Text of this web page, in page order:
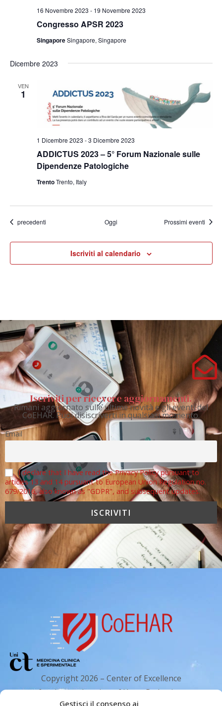
Gestisci il consenso ai
Congresso APSR 2023
16 Novembre 2023 - 19 Novembre 2023
SingaporeSingapore, Singapore
Dicembre 2023
VEN
1
ADDICTUS 2023 – 5° Forum Nazionale sulle
Dipendenze Patologiche
1 Dicembre 2023 -3 Dicembre 2023
TrentoTrento, Italy
Eventi
precedenti Oggi Prossimi eventi
Iscriviti al calendario
Iscriviti per ricevere aggiornamenti.
Rimani aggiornato sulle ultime novità e gli eventi del
CoEHAR. Puoi disiscriverti in qualsiasi momento.
Email
I declare that I have read the Privacy Policy pursuant to
articles 13 and 14 pursuant to European Union Regulation no.
679/2016, also known as "GDPR", and subsequent updates.
Copyright 2026 – Center of Excellence
for the acceleration of Harm Reduction.